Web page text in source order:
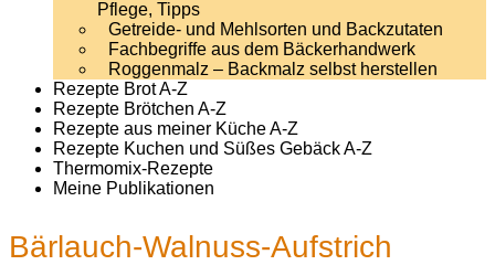
Pflege, Tipps
Getreide- und Mehlsorten und Backzutaten
Fachbegriffe aus dem Bäckerhandwerk
Roggenmalz – Backmalz selbst herstellen
Rezepte Brot A-Z
Rezepte Brötchen A-Z
Rezepte aus meiner Küche A-Z
Rezepte Kuchen und Süßes Gebäck A-Z
Thermomix-Rezepte
Meine Publikationen
Bärlauch-Walnuss-Aufstrich